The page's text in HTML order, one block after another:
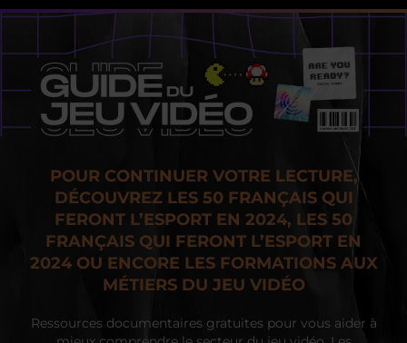
POUR CONTINUER VOTRE LECTURE,
DÉCOUVREZ LES 50 FRANÇAIS QUI
FERONT L’ESPORT EN 2024, LES 50
FRANÇAIS QUI FERONT L’ESPORT EN
2024 OU ENCORE LES FORMATIONS AUX
MÉTIERS DU JEU VIDÉO
Ressources documentaires gratuites pour vous aider à